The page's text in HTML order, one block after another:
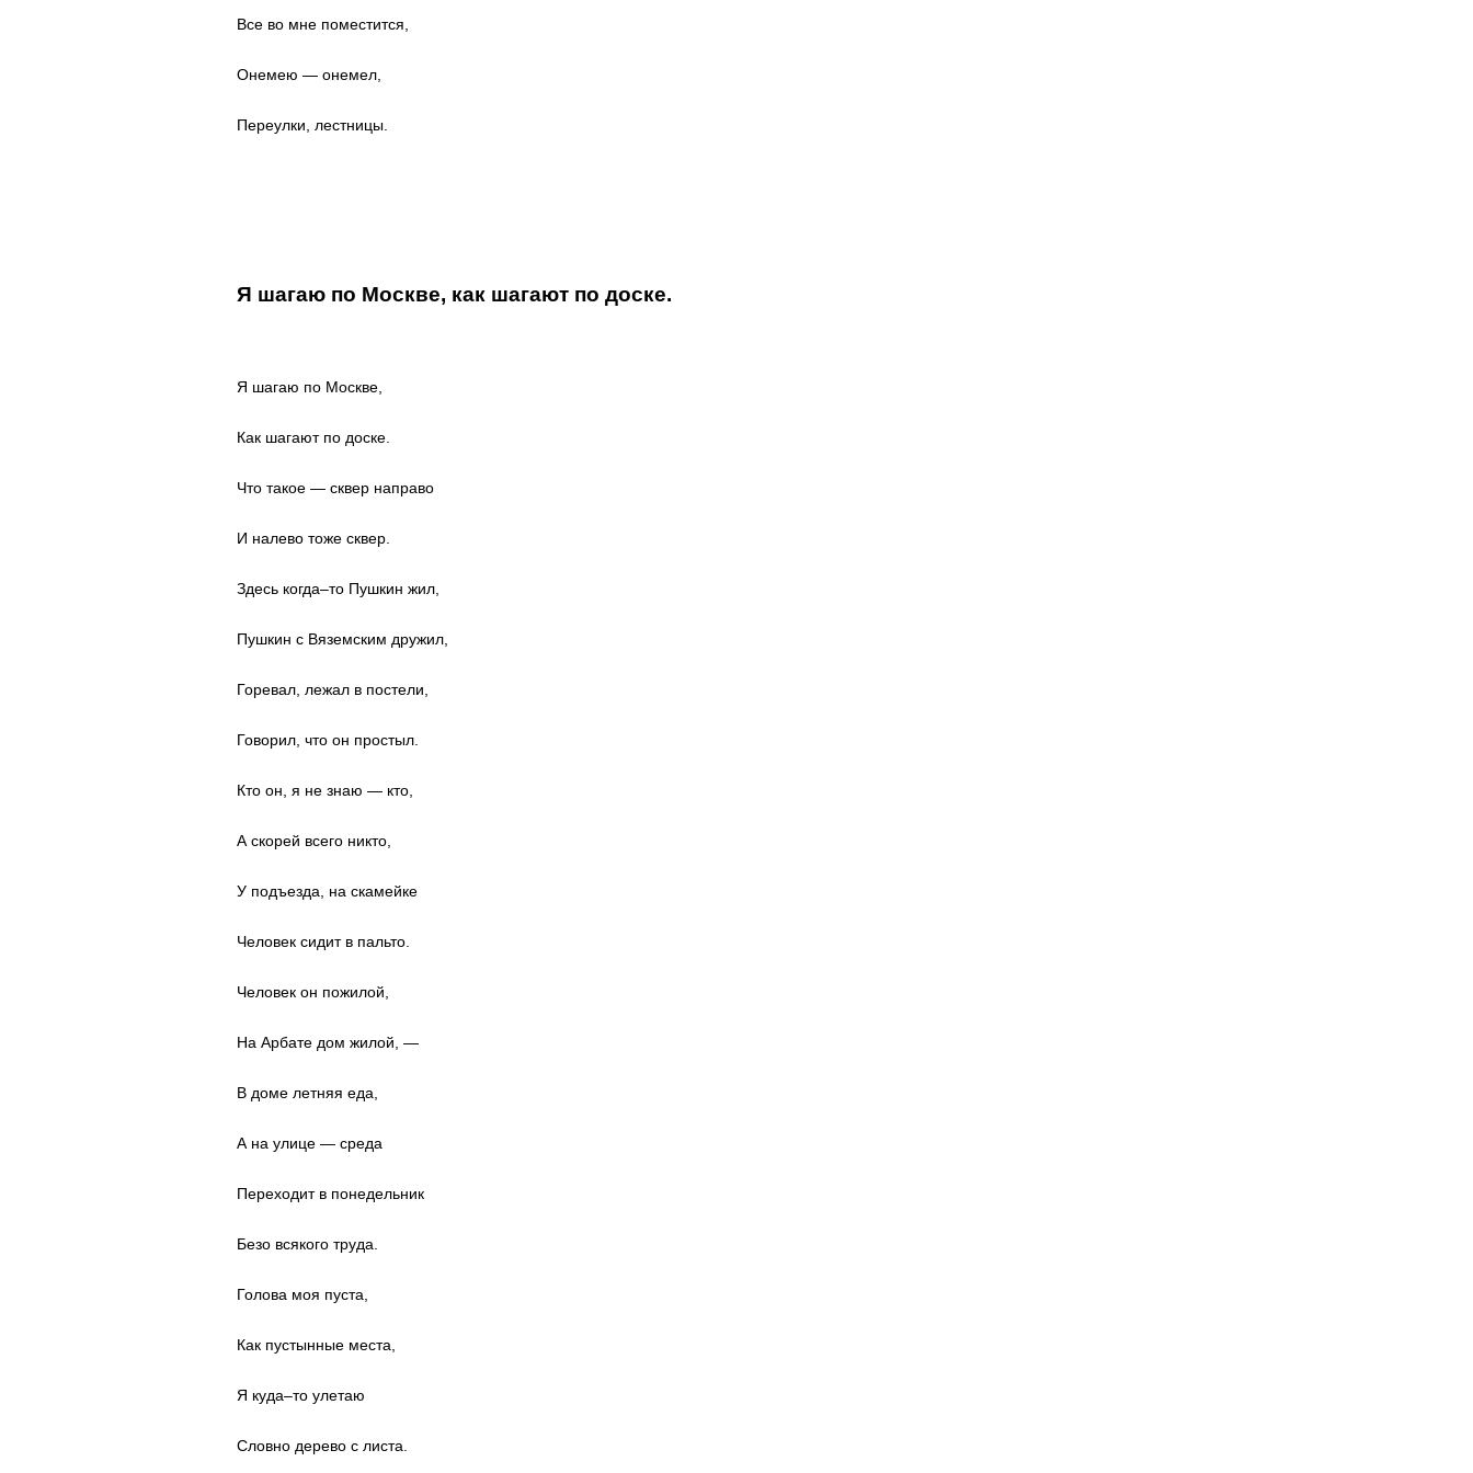
Все во мне поместится,
Онемею — онемел,
Переулки, лестницы.
Я шагаю по Москве, как шагают по доске.
Я шагаю по Москве,
Как шагают по доске.
Что такое — сквер направо
И налево тоже сквер.
Здесь когда–то Пушкин жил,
Пушкин с Вяземским дружил,
Горевал, лежал в постели,
Говорил, что он простыл.
Кто он, я не знаю — кто,
А скорей всего никто,
У подъезда, на скамейке
Человек сидит в пальто.
Человек он пожилой,
На Арбате дом жилой, —
В доме летняя еда,
А на улице — среда
Переходит в понедельник
Безо всякого труда.
Голова моя пуста,
Как пустынные места,
Я куда–то улетаю
Словно дерево с листа.